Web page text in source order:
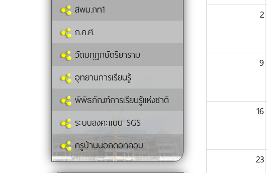
สพม.กท1
ก.ค.ศ.
วัดมกุฏกษัตริยาราม
อุทยานการเรียนรู้
พิพิธภัณฑ์การเรียนรู้แห่งชาติ
ระบบลงคะแนน SGS
ครูบ้านนอกดอทคอม
2
9
16
23